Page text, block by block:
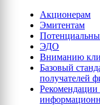
Акционерам
Эмитентам
ЭДО
Вниманию
Базовый
получателей